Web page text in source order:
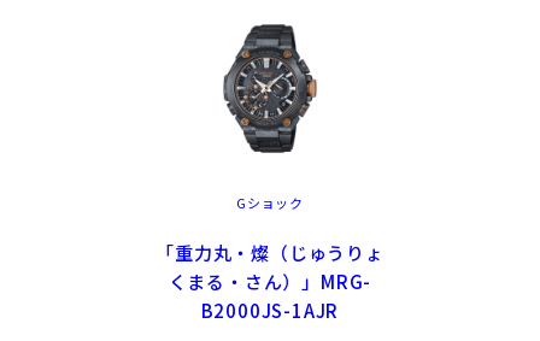
Gショック
「重力丸・燦（じゅうりょ
くまる・さん）」MRG-
B2000JS-1AJR